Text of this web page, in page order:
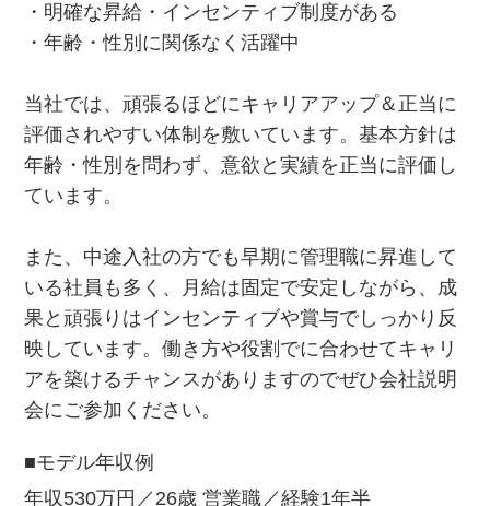
・明確な昇給・インセンティブ制度がある
・年齢・性別に関係なく活躍中
当社では、頑張るほどにキャリアアップ＆正当に
評価されやすい体制を敷いています。基本方針は
年齢・性別を問わず、意欲と実績を正当に評価し
ています。
また、中途入社の方でも早期に管理職に昇進して
いる社員も多く、月給は固定で安定しながら、成
果と頑張りはインセンティブや賞与でしっかり反
映しています。働き方や役割でに合わせてキャリ
アを築けるチャンスがありますのでぜひ会社説明
会にご参加ください。
■モデル年収例
年収530万円／26歳 営業職／経験1年半